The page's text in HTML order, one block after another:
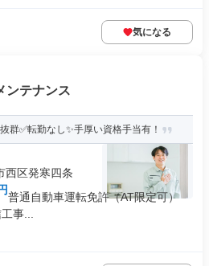
気になる
ンテナンス
群✅転勤なし✨手厚い資格手当有！
西区発寒四条
普通自動車運転免許（AT限定可）
事...